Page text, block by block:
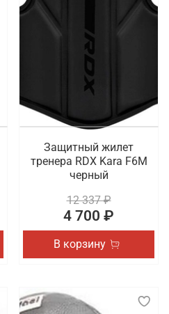
Защитный жилет
тренера RDX Kara F6M
черный
12 337 ₽
4 700 ₽
В корзину